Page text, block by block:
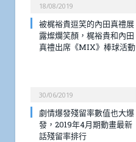
18/08/2019
被梶裕貴逗笑的內田真禮展
露燦爛笑顏，梶裕貴和內田
真禮出席《MIX》棒球活動
30/06/2019
劇情爆發殘留率數值也大爆
發，2019年4月期動畫最新
話殘留率排行